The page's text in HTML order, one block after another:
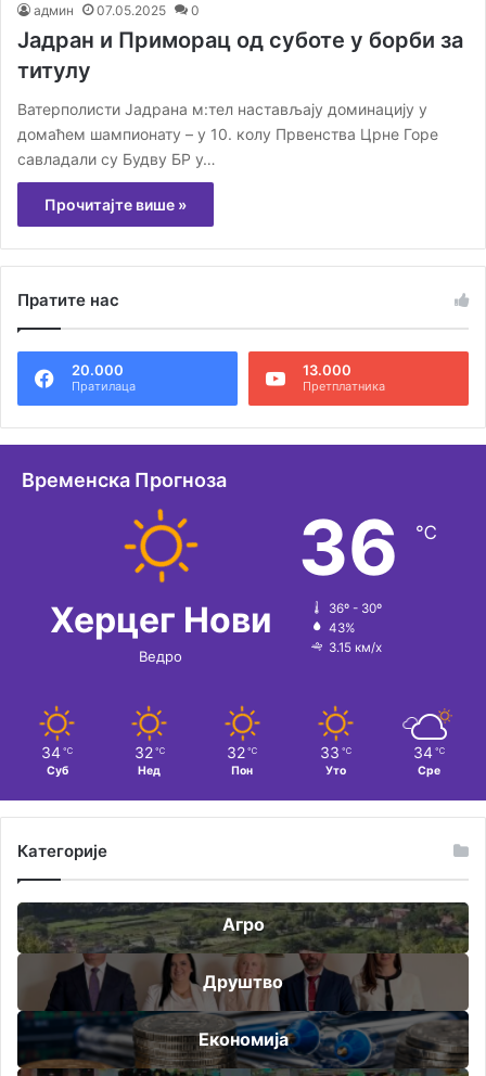
админ 07.05.2025 0
Јадран и Приморац од суботе у борби за
титулу
Ватерполисти Јадрана м:тел настављају доминацију у
домаћем шампионату – у 10. колу Првенства Црне Горе
савладали су Будву БР у…
Прочитајте више »
Пратите нас
20.000
Пратилаца
13.000
Претплатника
Временска Прогноза
Херцег Нови
Ведро
36 ℃
36º - 30º
43%
3.15 км/х
34 ℃
Суб
32 ℃
Нед
32 ℃
Пон
33 ℃
Уто
34 ℃
Сре
Категорије
Агро
Друштво
Економија